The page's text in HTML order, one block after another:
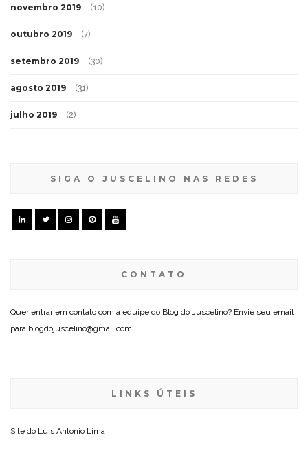
novembro 2019 (10)
outubro 2019 (7)
setembro 2019 (30)
agosto 2019 (31)
julho 2019 (2)
SIGA O JUSCELINO NAS REDES
CONTATO
Quer entrar em contato com a equipe do Blog do Juscelino? Envie seu email
para blogdojuscelino@gmail.com
LINKS ÚTEIS
Site do Luis Antonio Lima